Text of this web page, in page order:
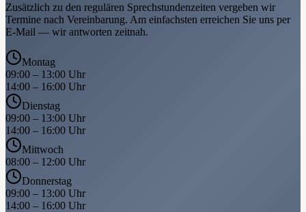
Zusätzlich zu den regulären Sprechstundenzeiten vergeben wir
Termine nach Vereinbarung. Am einfachsten erreichen Sie uns per
E-Mail — wir antworten zeitnah.
Montag
09:00 – 13:00 Uhr
14:00 – 16:00 Uhr
Dienstag
09:00 – 13:00 Uhr
14:00 – 16:00 Uhr
Mittwoch
08:00 – 12:00 Uhr
Donnerstag
09:00 – 13:00 Uhr
14:00 – 16:00 Uhr